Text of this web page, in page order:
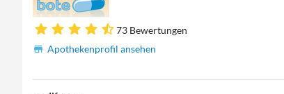
73 Bewertungen
Apothekenprofil ansehen